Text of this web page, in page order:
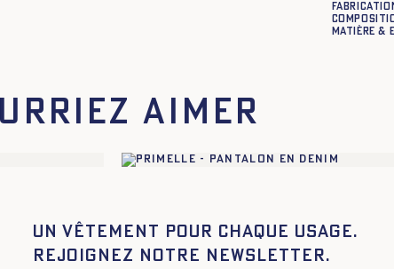
Matière &
aimer
Un vêtement pour chaque usage.
Rejoignez notre newsletter.